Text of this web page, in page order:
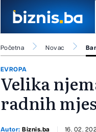
Početna Novac
EVROPA
Velika
radnih
Autor:Biznis.ba 16. 02.